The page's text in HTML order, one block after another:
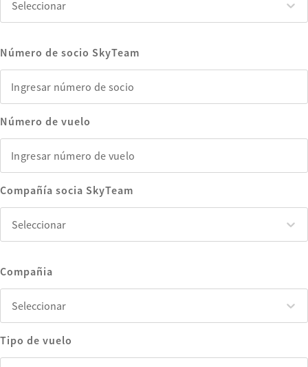
Seleccionar
Número de socio SkyTeam
Número de vuelo
Compañía socia SkyTeam
Seleccionar
Compañia
Seleccionar
Tipo de vuelo